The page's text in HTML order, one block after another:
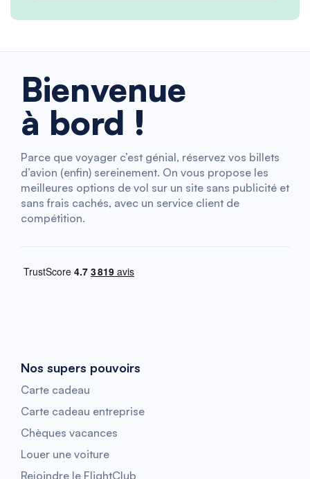
Bienvenue
à bord !
Parce que voyager c’est génial, réservez vos billets
d’avion (enfin) sereinement. On vous propose les
meilleures options de vol sur un site sans publicité et
sans frais cachés, avec un service client de
compétition.
Nos supers pouvoirs
Carte cadeau
Carte cadeau entreprise
Chèques vacances
Louer une voiture
Rejoindre le FlightClub